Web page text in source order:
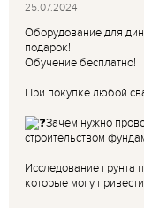
25.07.2024
Оборудование для
подарок!
Обучение бесплатно!
При покупке любой
Зачем нужно
строительством
Исследование грунта
которые могу